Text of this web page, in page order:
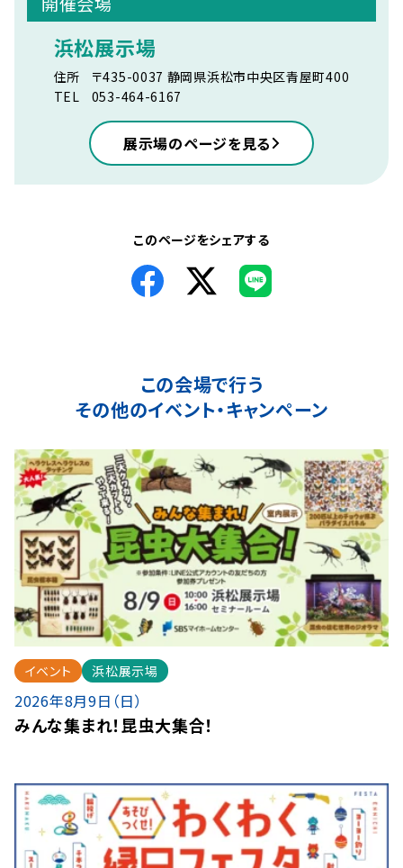
浜松展示場
住所
〒435-0037 静岡県浜松市中央区青屋町400
TEL
053-464-6167
展示場のページを見る
このページをシェアする
この会場で行う
その他のイベント・キャンペーン
イベント 浜松展示場
2026年8月9日（日）
みんな集まれ！昆虫大集合！